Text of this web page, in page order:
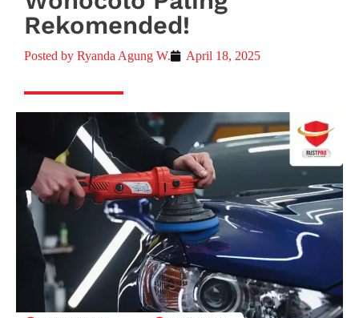
Rekomended!
Posted by Ryanda Agung W. April 18, 2025